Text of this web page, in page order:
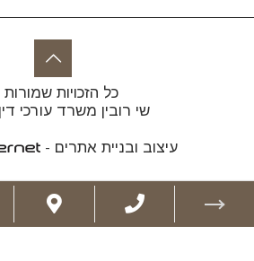
כל הזכויות
שי רובין משרד עורכי דין,
עיצוב ובניית אתרים -